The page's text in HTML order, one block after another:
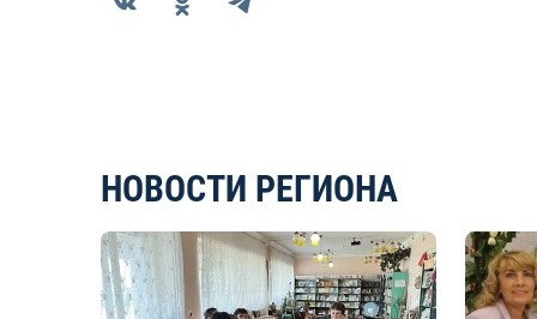
НОВОСТИ РЕГИОНА